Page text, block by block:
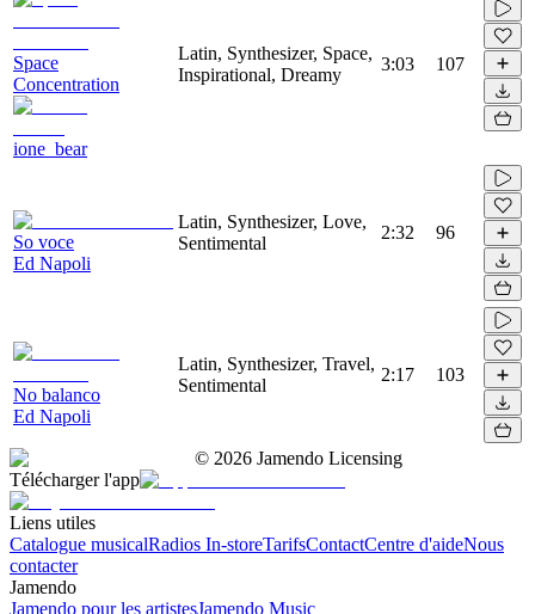
Space
Concentration
ione_bear
Latin, Synthesizer, Space,
Inspirational, Dreamy
3:03 107
So voce
Ed Napoli
Latin, Synthesizer, Love,
Sentimental
2:32 96
No balanco
Ed Napoli
Latin, Synthesizer, Travel,
Sentimental
2:17 103
© 2026 Jamendo Licensing
Télécharger l'app
Liens utiles
Catalogue musicalRadios In-storeTarifsContactCentre d'aideNous
contacter
Jamendo
Jamendo pour les artistesJamendo Music